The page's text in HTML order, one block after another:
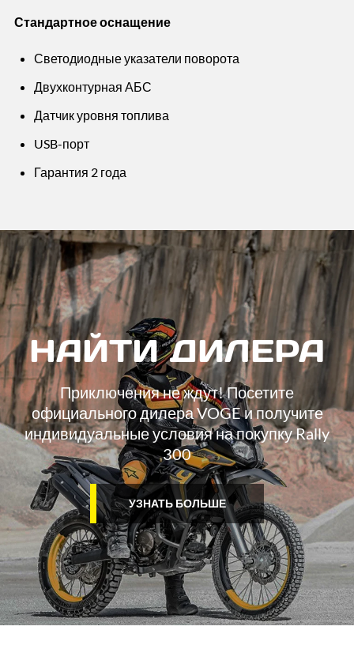
Стандартное оснащение
Светодиодные указатели поворота
Двухконтурная АБС
Датчик уровня топлива
USB-порт
Гарантия 2 года
НАЙТИ ДИЛЕРА
Приключения не ждут! Посетите
официального дилера VOGE и получите
индивидуальные условия на покупку Rally
300
УЗНАТЬ БОЛЬШЕ